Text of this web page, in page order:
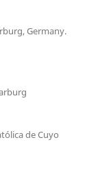
Germany.
de Cuyo